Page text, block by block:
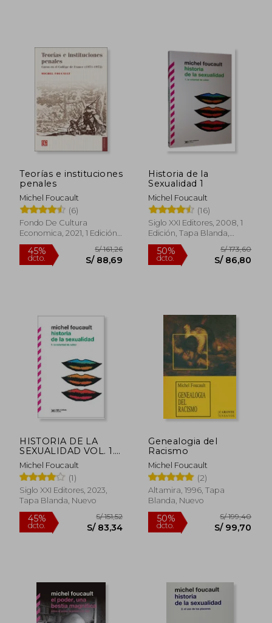
55% S/ 176,09 45%
Teorías e instituciones
penales
Michel Foucault
(6)
Fondo De Cultura
Economica, 2021, 1 Edición,
Tapa Blanda, Nuevo
45% S/ 161,26
Historia de la
Sexualidad 1
Michel Foucault
(16)
Siglo XXI Editores, 2008, 1
Edición, Tapa Blanda,
Nuevo
50%
HISTORIA DE LA
SEXUALIDAD VOL. 1.
LA VOLUNTAD DEL
SABER
Michel Foucault
(1)
Siglo XXI Editores, 2023,
Tapa Blanda, Nuevo
Genealogia del
Racismo
Michel Foucault
(2)
Altamira, 1996, Tapa
Blanda, Nuevo